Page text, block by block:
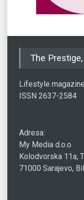
The
Lifestyle
ISSN 2637-2584
Adresa:
My Media d.o.o.
Kolodvorska 11a,
71000 Sarajevo,